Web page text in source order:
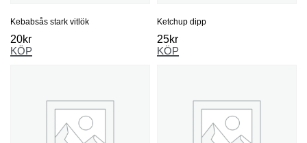
Kebabsås stark vitlök
20kr
KÖP
Ketchup dipp
25kr
KÖP